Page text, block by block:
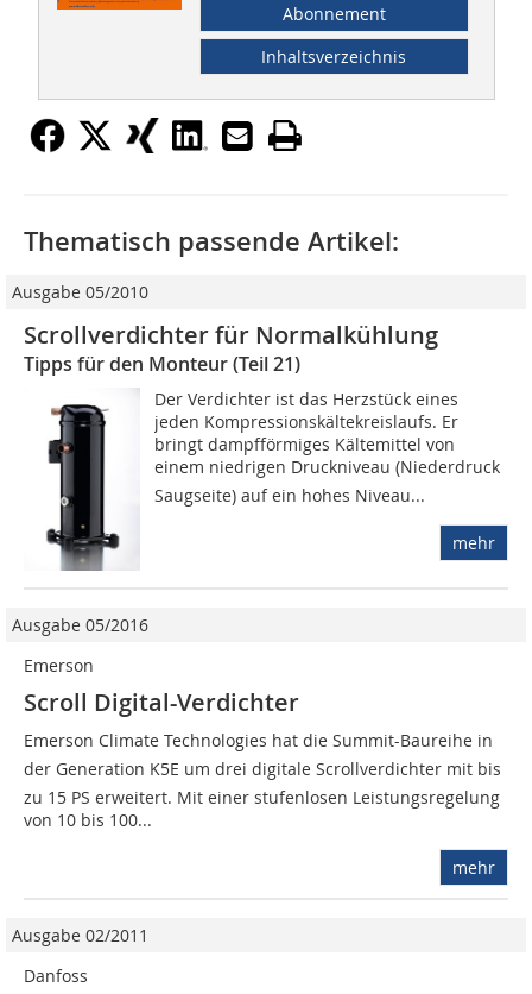
Abonnement
Inhaltsverzeichnis
Thematisch passende Artikel:
Ausgabe 05/2010
Scrollverdichter für Normalkühlung
Tipps für den Monteur (Teil 21)
Der Verdichter ist das Herzstück eines
jeden Kompressionskältekreislaufs. Er
bringt dampfförmiges Kältemittel von
einem niedrigen Druckniveau (Niederdruck 
Saugseite) auf ein hohes Niveau...
mehr
Ausgabe 05/2016
Emerson
Scroll Digital-Verdichter
Emerson Climate Technologies hat die Summit-Baureihe in
der Generation K5E um drei digitale Scrollverdichter mit bis
zu 15 PS erweitert. Mit einer stufenlosen Leistungsregelung
von 10 bis 100...
mehr
Ausgabe 02/2011
Danfoss